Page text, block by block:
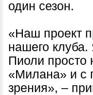
один сезон.
«Наш проект
нашего
Пиоли просто
«Милана» и с
зрения», –